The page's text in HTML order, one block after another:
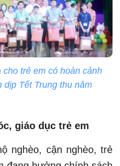
trẻ em có hoàn cảnh
dịp Tết Trung thu năm
giáo dục trẻ em
nghèo, cận nghèo, trẻ